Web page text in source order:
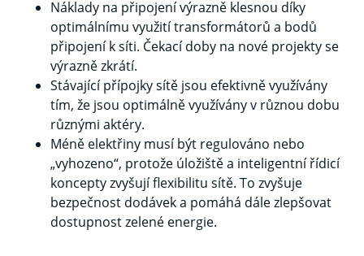
Náklady na připojení výrazně klesnou díky
optimálnímu využití transformátorů a bodů
připojení k síti. Čekací doby na nové projekty se
výrazně zkrátí.
Stávající přípojky sítě jsou efektivně využívány
tím, že jsou optimálně využívány v různou dobu
různými aktéry.
Méně elektřiny musí být regulováno nebo
„vyhozeno“, protože úložiště a inteligentní řídicí
koncepty zvyšují flexibilitu sítě. To zvyšuje
bezpečnost dodávek a pomáhá dále zlepšovat
dostupnost zelené energie.